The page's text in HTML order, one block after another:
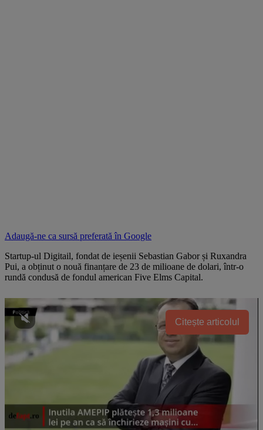
Adaugă-ne ca sursă preferată în Google
Startup-ul Digitail, fondat de ieșenii Sebastian Gabor și Ruxandra
Pui, a obținut o nouă finanțare de 23 de milioane de dolari, într-o
rundă condusă de fondul american Five Elms Capital.
Citește articolul